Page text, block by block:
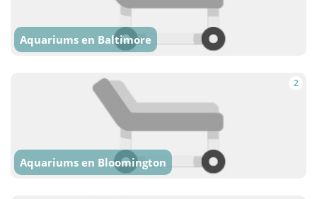
Aquariums en Baltimore
2
Aquariums en Bloomington